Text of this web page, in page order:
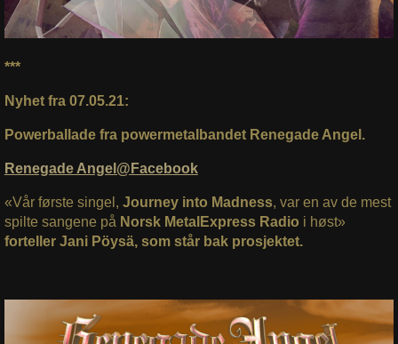
***
Nyhet fra 07.05.21:
Powerballade fra powermetalbandet Renegade Angel.
Renegade Angel@Facebook
«Vår første singel, Journey into Madness, var en av de mest
spilte sangene på Norsk MetalExpress Radio i høst»
forteller Jani Pöysä, som står bak prosjektet.